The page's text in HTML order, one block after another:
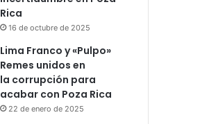
Rica
16 de octubre de 2025
Lima Franco y «Pulpo»
Remes unidos en
la corrupción para
acabar con Poza Rica
22 de enero de 2025